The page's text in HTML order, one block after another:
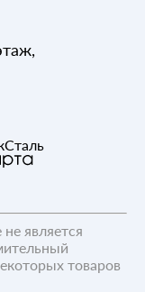
является
товаров